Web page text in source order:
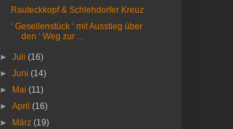
Rauteckkopf & Schlehdorfer Kreuz
‘ Gesellenstück ‘ mit Ausstieg über
den ‘ Weg zur ...
►Juli(16)
►Juni(14)
►
Mai(11)
►April(16)
►
März(19)